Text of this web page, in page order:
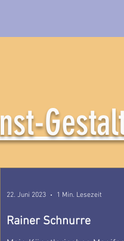
Rainer Schnurre
22. Juni 2023 1 Min. Lesezeit